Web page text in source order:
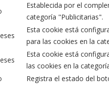
Establecida por el
categoría "Publicitarias".
Esta cookie está
para las cookies en la
Esta cookie está
las cookies en la
Registra el estado del